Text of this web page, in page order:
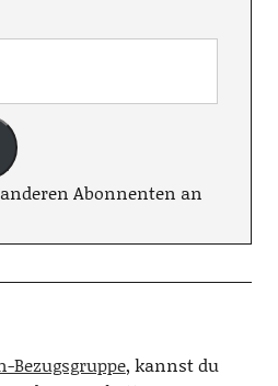
anderen Abonnenten an
Bezugsgruppe, kannst du